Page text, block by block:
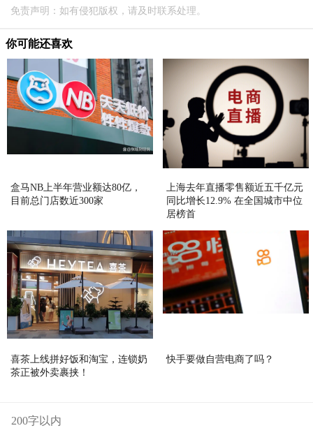
免责声明：如有侵犯版权，请及时联系处理。
你可能还喜欢
盒马NB上半年营业额达80亿，
目前总门店数近300家
上海去年直播零售额近五千亿元
同比增长12.9% 在全国城市中位
居榜首
喜茶上线拼好饭和淘宝，连锁奶
茶正被外卖裹挟！
快手要做自营电商了吗？